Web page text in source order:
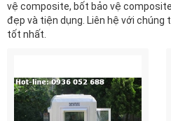
vệ composite, bốt bảo vệ
đẹp và tiện dụng. Liên hệ với chúng
tốt nhất.